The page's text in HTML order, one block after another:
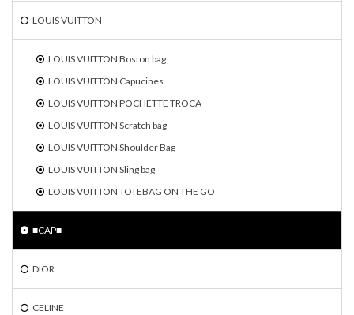
LOUIS VUITTON
LOUIS VUITTON Boston bag
LOUIS VUITTON Capucines
LOUIS VUITTON POCHETTE TROCA
LOUIS VUITTON Scratch bag
LOUIS VUITTON Shoulder Bag
LOUIS VUITTON Sling bag
LOUIS VUITTON TOTEBAG ON THE GO
■CAP■
DIOR
CELINE